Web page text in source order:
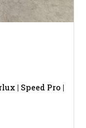
| Speed Pro |